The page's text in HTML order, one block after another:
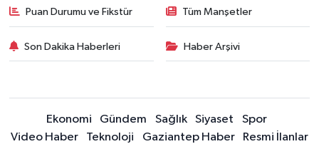
Puan Durumu ve Fikstür Tüm Manşetler
Son Dakika Haberleri Haber Arşivi
Ekonomi Gündem Sağlık Siyaset
Spor
Video Haber
Teknoloji Gaziantep Haber Resmi İlanlar